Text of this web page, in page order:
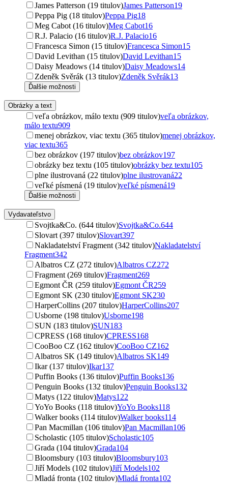
James Patterson (19 titulov)James Patterson19
Peppa Pig (18 titulov)Peppa Pig18
Meg Cabot (16 titulov)Meg Cabot16
R.J. Palacio (16 titulov)R.J. Palacio16
Francesca Simon (15 titulov)Francesca Simon15
David Levithan (15 titulov)David Levithan15
Daisy Meadows (14 titulov)Daisy Meadows14
Zdeněk Svěrák (13 titulov)Zdeněk Svěrák13
Ďalšie možnosti
Obrázky a text
veľa obrázkov, málo textu (909 titulov)veľa obrázkov,
málo textu909
menej obrázkov, viac textu (365 titulov)menej obrázkov,
viac textu365
bez obrázkov (197 titulov)bez obrázkov197
obrázky bez textu (105 titulov)obrázky bez textu105
plne ilustrovaná (22 titulov)plne ilustrovaná22
veľké písmená (19 titulov)veľké písmená19
Ďalšie možnosti
Vydavateľstvo
Svojtka&Co. (644 titulov)Svojtka&Co.644
Slovart (397 titulov)Slovart397
Nakladatelství Fragment (342 titulov)Nakladatelství
Fragment342
Albatros CZ (272 titulov)Albatros CZ272
Fragment (269 titulov)Fragment269
Egmont ČR (259 titulov)Egmont ČR259
Egmont SK (230 titulov)Egmont SK230
HarperCollins (207 titulov)HarperCollins207
Usborne (198 titulov)Usborne198
SUN (183 titulov)SUN183
CPRESS (168 titulov)CPRESS168
CooBoo CZ (162 titulov)CooBoo CZ162
Albatros SK (149 titulov)Albatros SK149
Ikar (137 titulov)Ikar137
Puffin Books (136 titulov)Puffin Books136
Penguin Books (132 titulov)Penguin Books132
Matys (122 titulov)Matys122
YoYo Books (118 titulov)YoYo Books118
Walker books (114 titulov)Walker books114
Pan Macmillan (106 titulov)Pan Macmillan106
Scholastic (105 titulov)Scholastic105
Grada (104 titulov)Grada104
Bloomsbury (103 titulov)Bloomsbury103
Jiří Models (102 titulov)Jiří Models102
Mladá fronta (102 titulov)Mladá fronta102